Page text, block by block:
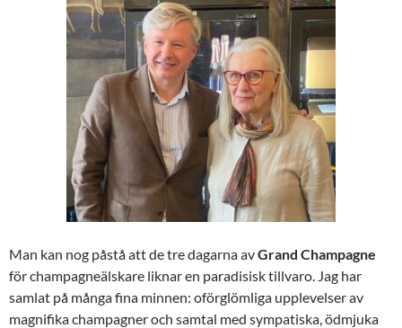
Man kan nog påstå att de tre dagarna avGrand Champagne
för champagneälskare liknar en paradisisk tillvaro. Jag har
samlat på många fina minnen: oförglömliga upplevelser av
magnifika champagner och samtal med sympatiska, ödmjuka